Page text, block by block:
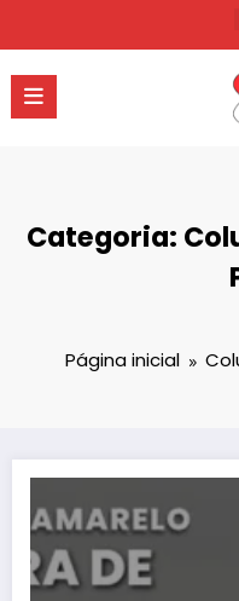
o
conteúdo
Categoria:
Página inicial